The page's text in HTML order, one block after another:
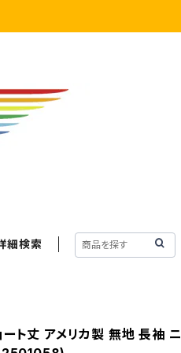
細検索
ト丈 アメリカ製 無地 長袖 ニ